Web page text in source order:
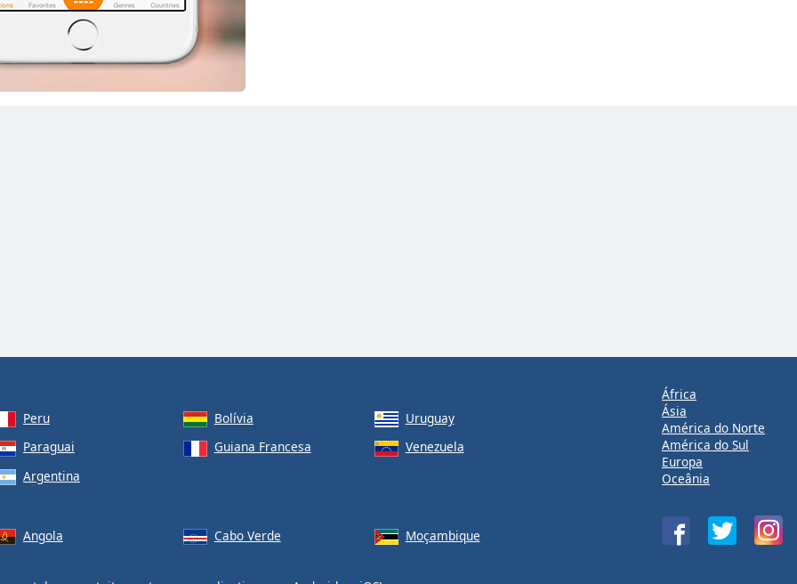
dance rock pop
1.FM - Love Classics
adult contemporary
Peru Bolívia
Uruguay
Paraguai Guiana Francesa
Venezuela
Argentina
Angola Cabo Verde Moçambique
África
Ásia
América do Norte
América do Sul
Europa
Oceânia